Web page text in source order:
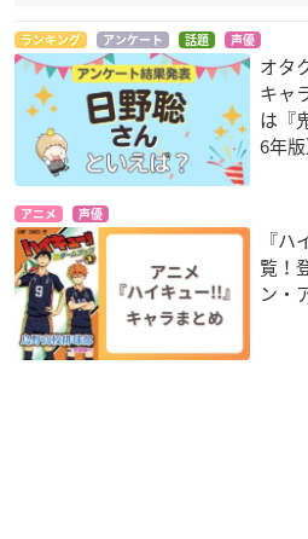
ランキング アンケート 話題 声優
オタ
キャ
は『
6年版
アニメ 声優
『
覧！
ン・